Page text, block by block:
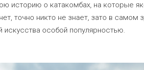
историю о катакомбах, на которые
точно никто не знает, зато в самом
искусства особой популярностью.